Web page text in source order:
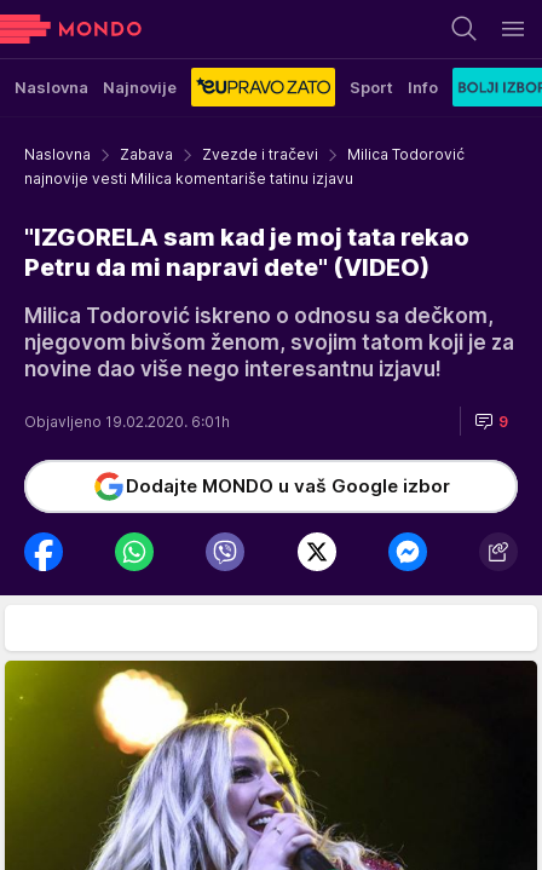
Naslovna Najnovije Sport Info
Naslovna Zabava Zvezde i tračevi
Milica Todorović
najnovije vesti Milica komentariše tatinu izjavu
"IZGORELA sam kad je moj tata rekao
Petru da mi napravi dete" (VIDEO)
Milica Todorović iskreno o odnosu sa dečkom,
njegovom bivšom ženom, svojim tatom koji je za
novine dao više nego interesantnu izjavu!
Objavljeno 19.02.2020. 6:01h 9
Dodajte MONDO u vaš Google izbor